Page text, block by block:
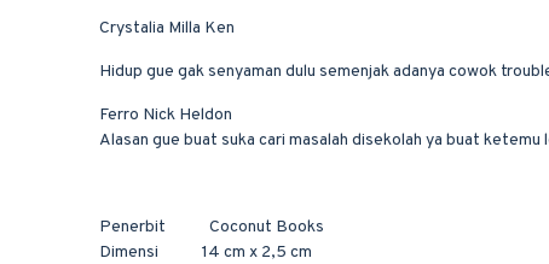
Crystalia Milla Ken
Hidup gue gak senyaman dulu semenjak adanya cowok
Ferro Nick Heldon
Alasan gue buat suka cari masalah disekolah ya buat
Penerbit Coconut Books
Dimensi 14 cm x 2,5 cm